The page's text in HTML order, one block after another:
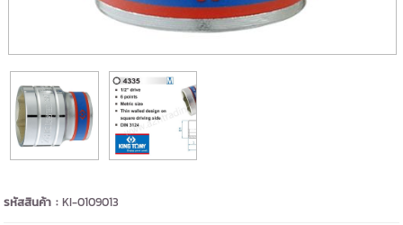
รหัสสินค้า :KI-0109013